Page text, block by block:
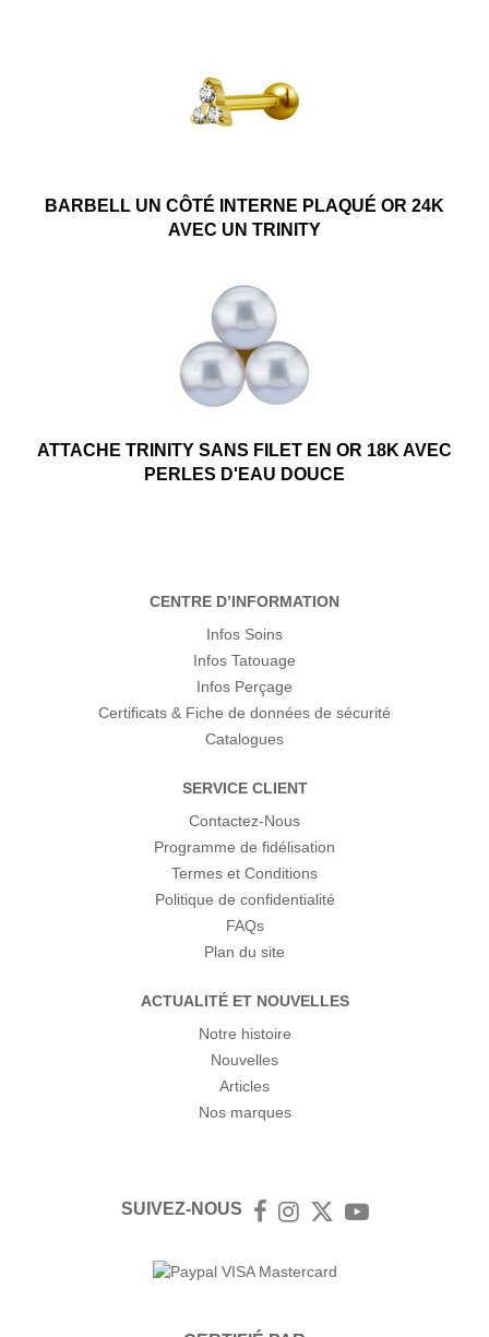
BARBELL UN CÔTÉ INTERNE PLAQUÉ OR 24K
AVEC UN TRINITY
ATTACHE TRINITY SANS FILET EN OR 18K AVEC
PERLES D'EAU DOUCE
CENTRE D’INFORMATION
Infos Soins
Infos Tatouage
Infos Perçage
Certificats & Fiche de données de sécurité
Catalogues
SERVICE CLIENT
Contactez-Nous
Programme de fidélisation
Termes et Conditions
Politique de confidentialité
FAQs
Plan du site
ACTUALITÉ ET NOUVELLES
Notre histoire
Nouvelles
Articles
Nos marques
SUIVEZ-NOUS FacebookInstagram
TwitterYouTube